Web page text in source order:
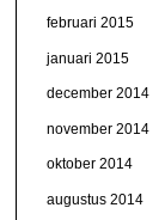
februari 2015
januari 2015
december 2014
november 2014
oktober 2014
augustus 2014